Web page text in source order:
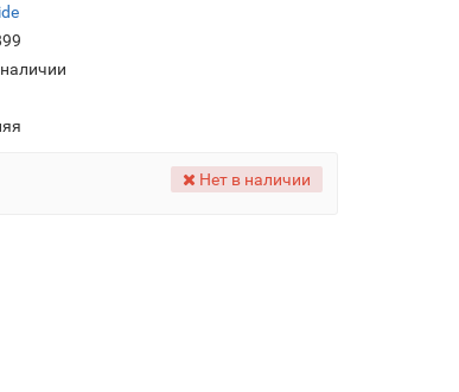
Нет в наличии